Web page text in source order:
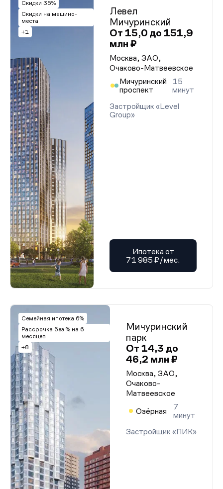
Скидки 35%
Скидки на машино-
места
+1
Левел
Мичуринский
От 15,0 до 151,9
млн ₽
Москва, ЗАО,
Очаково-Матвеевское
Мичуринский
проспект
15
минут
Застройщик «Level
Group»
Ипотека от
71 985 ₽/мес.
Семейная ипотека 6%
Рассрочка без % на 6
месяцев
+8
Мичуринский
парк
От 14,3 до
46,2 млн ₽
Москва, ЗАО,
Очаково-
Матвеевское
Озёрная
7
минут
Застройщик «ПИК»